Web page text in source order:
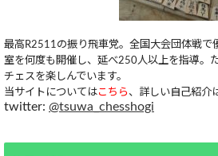
最高R2511の振り飛車党。全国大会団体戦で
室を何度も開催し、延べ250人以上を指導。
チェスを楽しんでいます。
当サイトについてはこちら 、詳しい自己紹介
twitter: @tsuwa_chesshogi